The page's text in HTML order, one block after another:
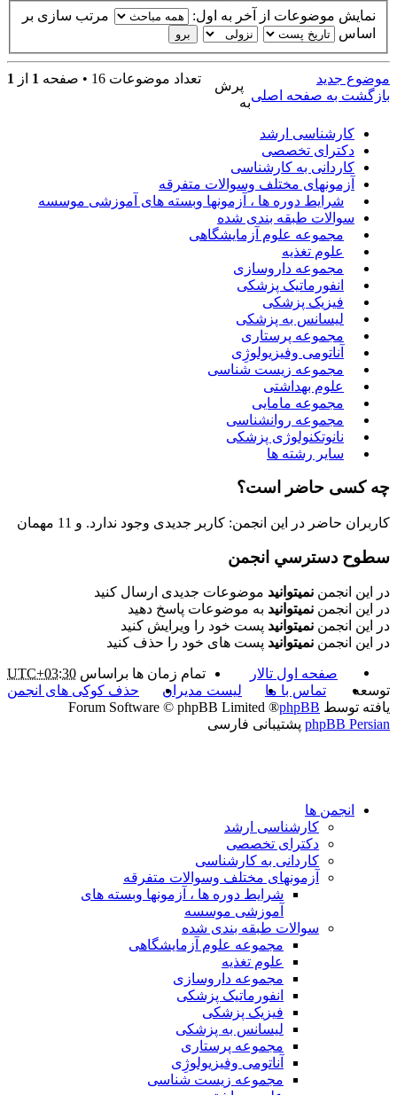
نمایش موضوعات از آخر به اول:
مرتب سازی بر
اساس
موضوع جدید تعداد موضوعات 16 • صفحه 1 از 1
بازگشت به صفحه اصلی
پرش
به
کارشناسی ارشد
دکترای تخصصی
کاردانی به کارشناسی
آزمونهای مختلف وسوالات متفرقه
شرایط دوره ها ، آزمونها وبسته های آموزشی موسسه
سوالات طبقه بندی شده
مجموعه علوم آزمایشگاهی
علوم تغذیه
مجموعه داروسازی
انفورماتیک پزشکی
فیزیک پزشکی
لیسانس به پزشکی
مجموعه پرستاری
آناتومی وفیزیولوژِی
مجموعه زیست شناسی
علوم بهداشتی
مجموعه مامایی
مجموعه روانشناسی
نانوتکنولوژی پزشکی
سایر رشته ها
چه کسی حاضر است؟
کاربران حاضر در این انجمن: کاربر جدیدی وجود ندارد. و 11 مهمان
سطوح دسترسي انجمن
در این انجمن نمیتوانید موضوعات جدیدی ارسال کنید
در این انجمن نمیتوانید به موضوعات پاسخ دهید
در این انجمن نمیتوانید پست خود را ویرایش کنید
در این انجمن نمیتوانید پست های خود را حذف کنید
صفحه اول تالار تمام زمان ها براساس UTC+03:30
حذف کوکی های انجمن
لیست مدیران تماس با ما
توسعه
یافته توسط phpBB
® Forum Software © phpBB Limited
phpBB Persian پشتیبانی فارسی
انجمن ها
کارشناسی ارشد
دکترای تخصصی
کاردانی به کارشناسی
آزمونهای مختلف وسوالات متفرقه
شرایط دوره ها ، آزمونها وبسته های
آموزشی موسسه
سوالات طبقه بندی شده
مجموعه علوم آزمایشگاهی
علوم تغذیه
مجموعه داروسازی
انفورماتیک پزشکی
فیزیک پزشکی
لیسانس به پزشکی
مجموعه پرستاری
آناتومی وفیزیولوژِی
مجموعه زیست شناسی